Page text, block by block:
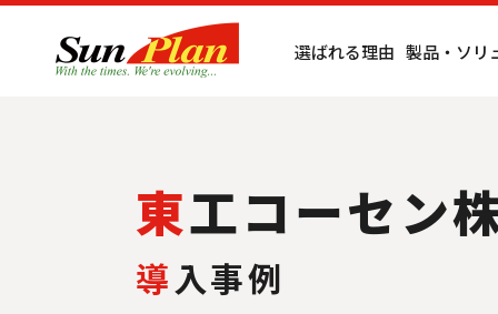
選ばれる理由 製品・ソリ
東工コーセン
導入事例